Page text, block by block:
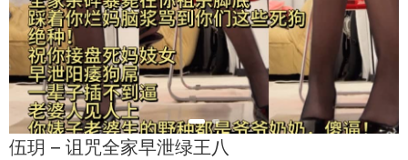
伍玥 – 诅咒全家早泄绿王八